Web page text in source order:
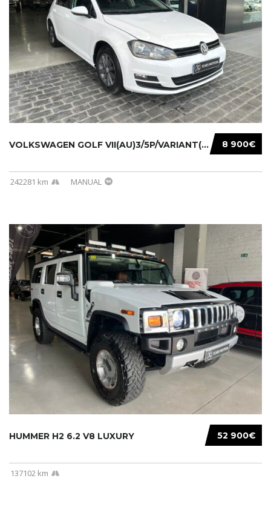
8 900€
VOLKSWAGEN GOLF VII(AU)3/5P/VARIANT(12-16 20...
242281 km MANUAL
52 900€
HUMMER H2 6.2 V8 LUXURY
137102 km